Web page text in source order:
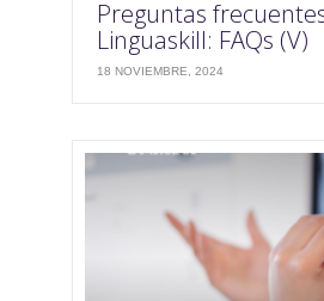
Preguntas
Linguaskill: FAQs (V)
18 NOVIEMBRE, 2024